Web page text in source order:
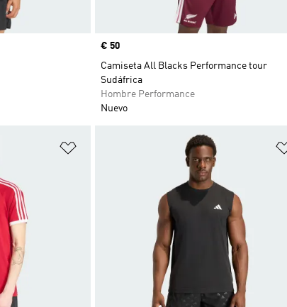
Precio
€ 50
Camiseta All Blacks Performance tour
Sudáfrica
Hombre Performance
Nuevo
Añadir a la lista de deseos